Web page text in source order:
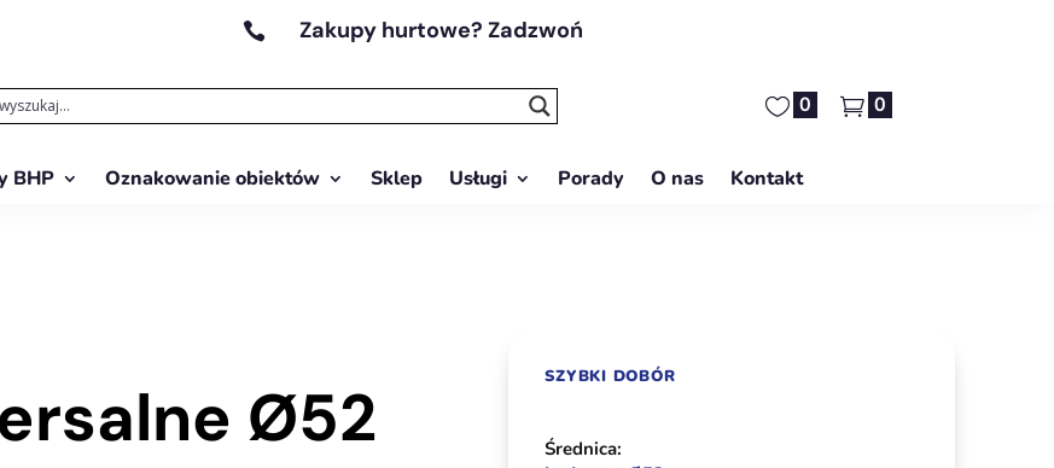
 Zakupy hurtowe? Zadzwoń
0 0
BHP Oznakowanie obiektów Sklep Usługi Porady O nas Kontakt
Ø52
SZYBKI DOBÓR
Średnica: